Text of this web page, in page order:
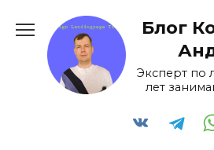
содержанию
Блог
Эксперт по
лет